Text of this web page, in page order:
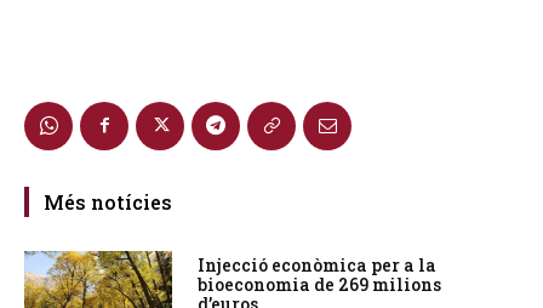
Més notícies
Injecció econòmica per a la
bioeconomia de 269 milions